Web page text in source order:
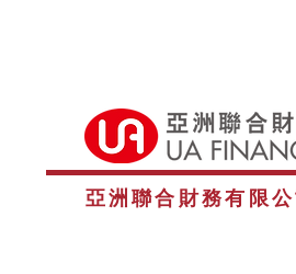
亞洲聯合財務有限公